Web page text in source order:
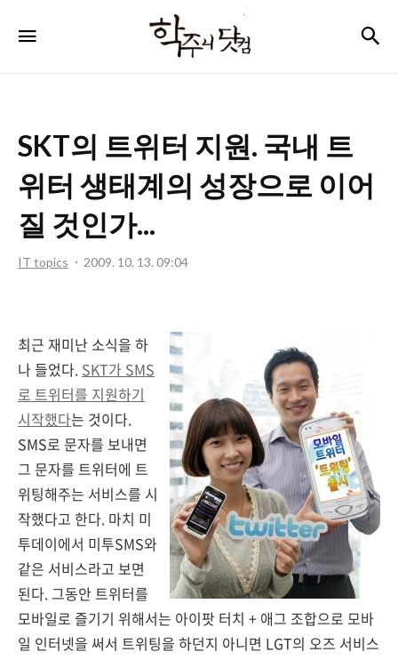
주
컴
SKT의 트위터 지원. 국내 트
위터 생태계의 성장으로 이어
질 것인가...
IT topics 2009. 10. 13. 09:04
최근 재미난 소식을 하
나 들었다. SKT가 SMS
로 트위터를 지원하기
시작했다는 것이다.
SMS로 문자를 보내면
그 문자를 트위터에 트
위팅해주는 서비스를 시
작했다고 한다. 마치 미
투데이에서 미투SMS와
같은 서비스라고 보면
된다. 그동안 트위터를
모바일로 즐기기 위해서는 아이팟 터치 + 애그 조합으로 모바
일 인터넷을 써서 트위팅을 하던지 아니면 LGT의 오즈 서비스